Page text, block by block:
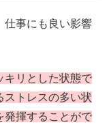
仕事にも良い影響
キリとした状態で
ストレスの多い状
発揮することがで